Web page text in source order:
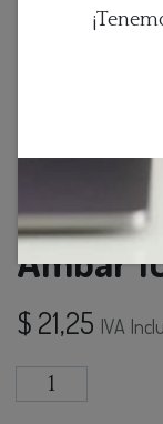
Lamp.
Ambar
$ 21,25 IVA